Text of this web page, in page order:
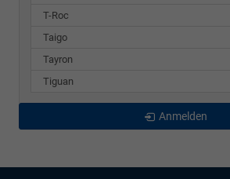
T-Roc
Taigo
Tayron
Tiguan
Anmelden